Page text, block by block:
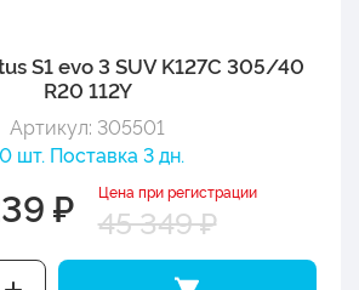
S1 evo 3 SUV K127C 305/40
R20 112Y
Артикул: 305501
шт. Поставка 3 дн.
₽ Цена при регистрации
45 349 ₽